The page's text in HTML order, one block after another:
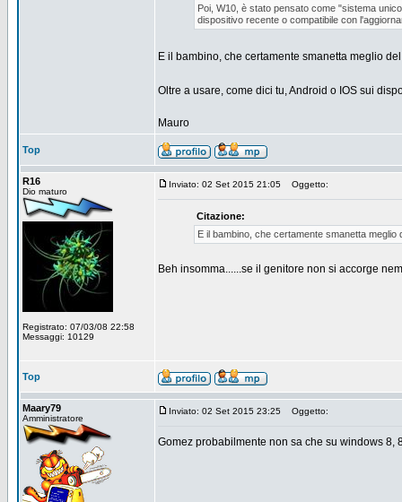
Poi, W10, è stato pensato come "sistema
dispositivo recente o compatibile con
E il bambino, che certamente smanetta meglio
Oltre a usare, come dici tu, Android o IOS sui
Mauro
Top
R16
Dio maturo
Registrato: 07/03/08 22:58
Messaggi: 10129
Inviato: 02 Set 2015 21:05 Oggetto:
Citazione:
E il bambino, che certamente smanetta
Beh insomma......se il genitore non si accorge
Top
Maary79
Amministratore
Inviato: 02 Set 2015 23:25 Oggetto:
Gomez probabilmente non sa che su windows 8,